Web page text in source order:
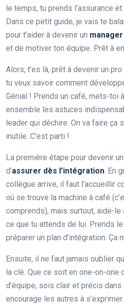
le temps, tu prends l’assurance
Dans ce petit guide, je vais te
pour t’aider à devenir un manager
et de motiver ton équipe. Prêt à
Alors, t’es là, prêt à devenir un
tu veux savoir comment
Génial ! Prends un café, mets-toi
ensemble les astuces
leader qui déchire. On va faire ça
inutile. C’est parti !
La première étape pour devenir
d’assurer dès l’intégration. En
collègue arrive, il faut l’accueillir
où se trouve la machine à café
comprends), mais surtout, aide-
ce que tu attends de lui. Prends
préparer un plan d’intégration. Ça
Ensuite, il ne faut jamais oublier
la clé. Que ce soit en one-on-one
d’équipe, sois clair et précis
encourage les autres à